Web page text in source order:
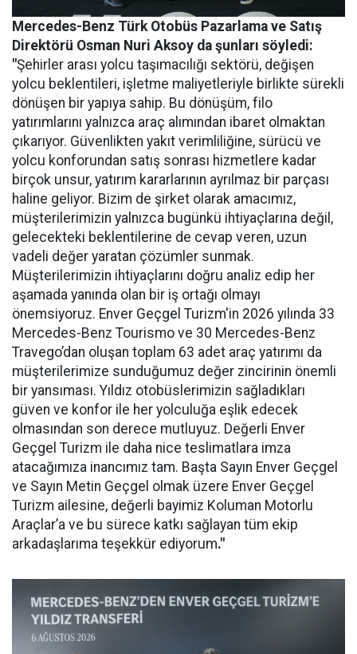
Mercedes-Benz Türk Otobüs Pazarlama ve Satış
Direktörü Osman Nuri Aksoy da şunları söyledi:
"Şehirler arası yolcu taşımacılığı sektörü, değişen
yolcu beklentileri, işletme maliyetleriyle birlikte sürekli
dönüşen bir yapıya sahip. Bu dönüşüm, filo
yatırımlarını yalnızca araç alımından ibaret olmaktan
çıkarıyor. Güvenlikten yakıt verimliliğine, sürücü ve
yolcu konforundan satış sonrası hizmetlere kadar
birçok unsur, yatırım kararlarının ayrılmaz bir parçası
haline geliyor. Bizim de şirket olarak amacımız,
müşterilerimizin yalnızca bugünkü ihtiyaçlarına değil,
gelecekteki beklentilerine de cevap veren, uzun
vadeli değer yaratan çözümler sunmak.
Müşterilerimizin ihtiyaçlarını doğru analiz edip her
aşamada yanında olan bir iş ortağı olmayı
önemsiyoruz. Enver Geçgel Turizm'in 2026 yılında 33
Mercedes-Benz Tourismo ve 30 Mercedes-Benz
Travego’dan oluşan toplam 63 adet araç yatırımı da
müşterilerimize sunduğumuz değer zincirinin önemli
bir yansıması. Yıldız otobüslerimizin sağladıkları
güven ve konfor ile her yolculuğa eşlik edecek
olmasından son derece mutluyuz. Değerli Enver
Geçgel Turizm ile daha nice teslimatlara imza
atacağımıza inancımız tam. Başta Sayın Enver Geçgel
ve Sayın Metin Geçgel olmak üzere Enver Geçgel
Turizm ailesine, değerli bayimiz Koluman Motorlu
Araçlar’a ve bu sürece katkı sağlayan tüm ekip
arkadaşlarıma teşekkür ediyorum."